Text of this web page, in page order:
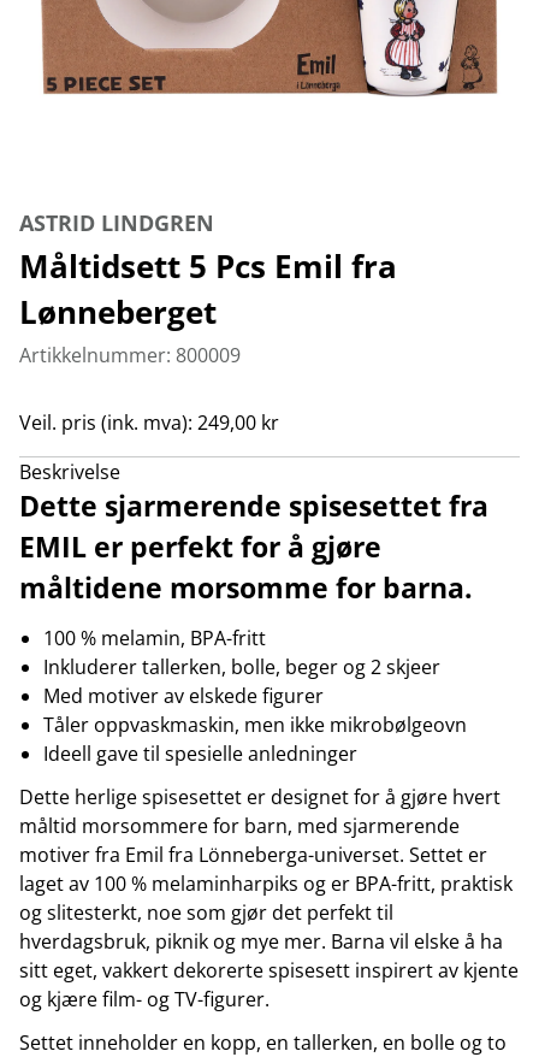
ASTRID LINDGREN
Måltidsett 5 Pcs Emil fra
Lønneberget
Artikkelnummer: 800009
Veil. pris (ink. mva): 249,00 kr
Beskrivelse
Dette sjarmerende spisesettet fra
EMIL er perfekt for å gjøre
måltidene morsomme for barna.
100 % melamin, BPA-fritt
Inkluderer tallerken, bolle, beger og 2 skjeer
Med motiver av elskede figurer
Tåler oppvaskmaskin, men ikke mikrobølgeovn
Ideell gave til spesielle anledninger
Dette herlige spisesettet er designet for å gjøre hvert
måltid morsommere for barn, med sjarmerende
motiver fra Emil fra Lönneberga-universet. Settet er
laget av 100 % melaminharpiks og er BPA-fritt, praktisk
og slitesterkt, noe som gjør det perfekt til
hverdagsbruk, piknik og mye mer. Barna vil elske å ha
sitt eget, vakkert dekorerte spisesett inspirert av kjente
og kjære film- og TV-figurer.
Settet inneholder en kopp, en tallerken, en bolle og to